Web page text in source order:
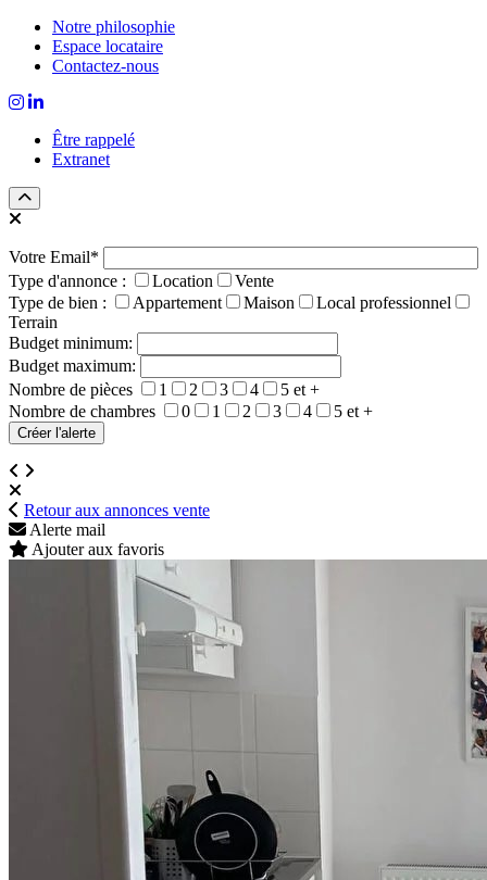
Notre philosophie
Espace locataire
Contactez-nous
Être rappelé
Extranet
Votre Email*
Type d'annonce :
Location
Vente
Type de bien :
Appartement Maison
Local professionnel
Terrain
Budget minimum:
Budget maximum:
Nombre de pièces
1 2 3 4
5 et +
Nombre de chambres
0 1 2 3 4 5 et +
Retour aux annonces vente
Alerte mail
Ajouter aux favoris